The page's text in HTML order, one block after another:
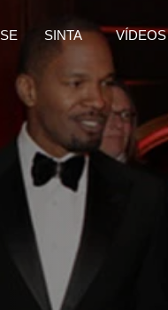
SINTA VÍDEOS